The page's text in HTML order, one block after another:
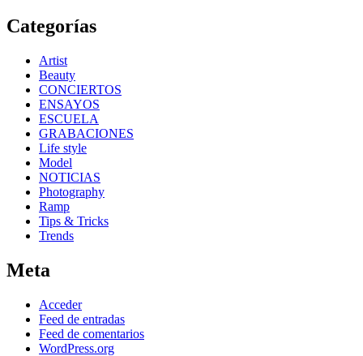
Categorías
Artist
Beauty
CONCIERTOS
ENSAYOS
ESCUELA
GRABACIONES
Life style
Model
NOTICIAS
Photography
Ramp
Tips & Tricks
Trends
Meta
Acceder
Feed de entradas
Feed de comentarios
WordPress.org